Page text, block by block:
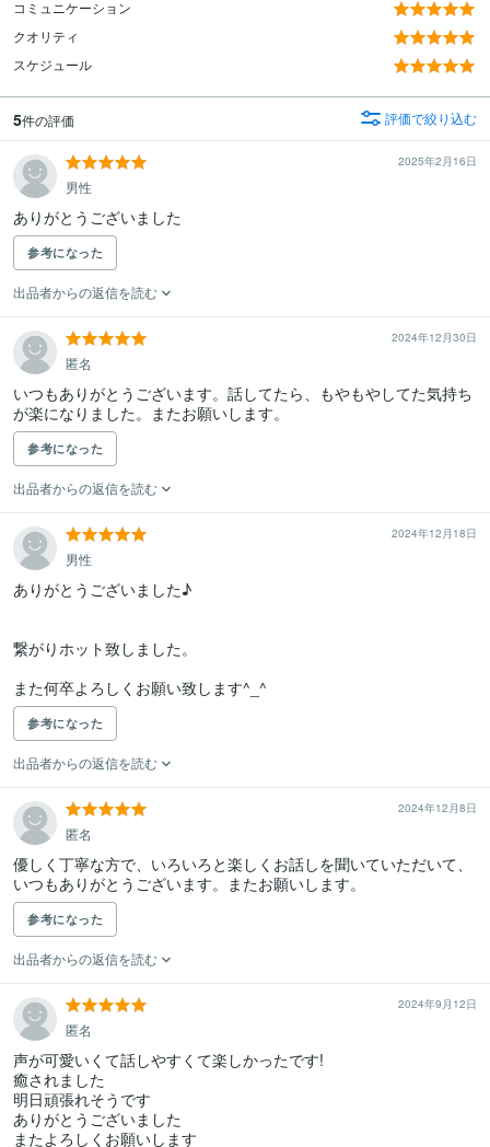
コミュニケーション
クオリティ
スケジュール
5件の評価 評価で絞り込む
2025年2月16日
男性
ありがとうございました
参考になった
出品者からの返信を読む
2024年12月30日
匿名
いつもありがとうございます。話してたら、もやもやしてた気持ち
が楽になりました。またお願いします。
参考になった
出品者からの返信を読む
2024年12月18日
男性
ありがとうございました♪
繋がりホット致しました。
また何卒よろしくお願い致します^_^
参考になった
出品者からの返信を読む
2024年12月8日
匿名
優しく丁寧な方で、いろいろと楽しくお話しを聞いていただいて、
いつもありがとうございます。またお願いします。
参考になった
出品者からの返信を読む
2024年9月12日
匿名
声が可愛いくて話しやすくて楽しかったです!
癒されました
明日頑張れそうです
ありがとうございました